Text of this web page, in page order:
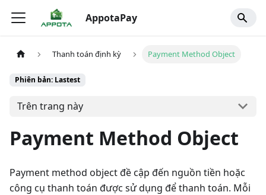
AppotaPay
Thanh toán định kỳ Payment Method Object
Phiên bản: Lastest
Trên trang này
Payment Method Object
Payment method object đề cập đến nguồn tiền hoặc
công cụ thanh toán được sử dụng để thanh toán. Mỗi